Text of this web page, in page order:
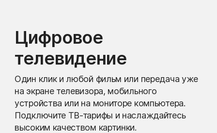
Цифровое
телевидение
Один клик и любой фильм или передача уже
на экране телевизора, мобильного
устройства или на мониторе компьютера.
Подключите ТВ-тарифы и наслаждайтесь
высоким качеством картинки.